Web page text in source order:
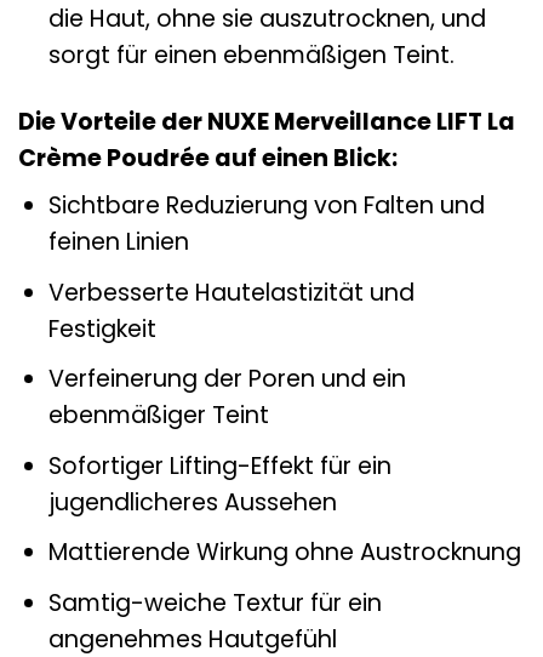
die Haut, ohne sie auszutrocknen, und
sorgt für einen ebenmäßigen Teint.
Die Vorteile der NUXE Merveillance LIFT La
Crème Poudrée auf einen Blick:
Sichtbare Reduzierung von Falten und
feinen Linien
Verbesserte Hautelastizität und
Festigkeit
Verfeinerung der Poren und ein
ebenmäßiger Teint
Sofortiger Lifting-Effekt für ein
jugendlicheres Aussehen
Mattierende Wirkung ohne Austrocknung
Samtig-weiche Textur für ein
angenehmes Hautgefühl